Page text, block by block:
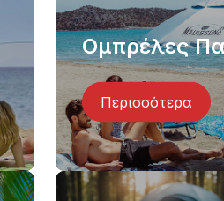
Ομπρέλες
Περισσότερα